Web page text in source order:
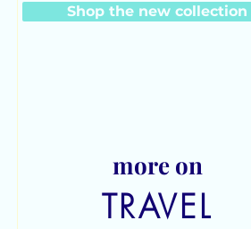
€23,00Prijs
more on
TRAVEL
Shop the new collection